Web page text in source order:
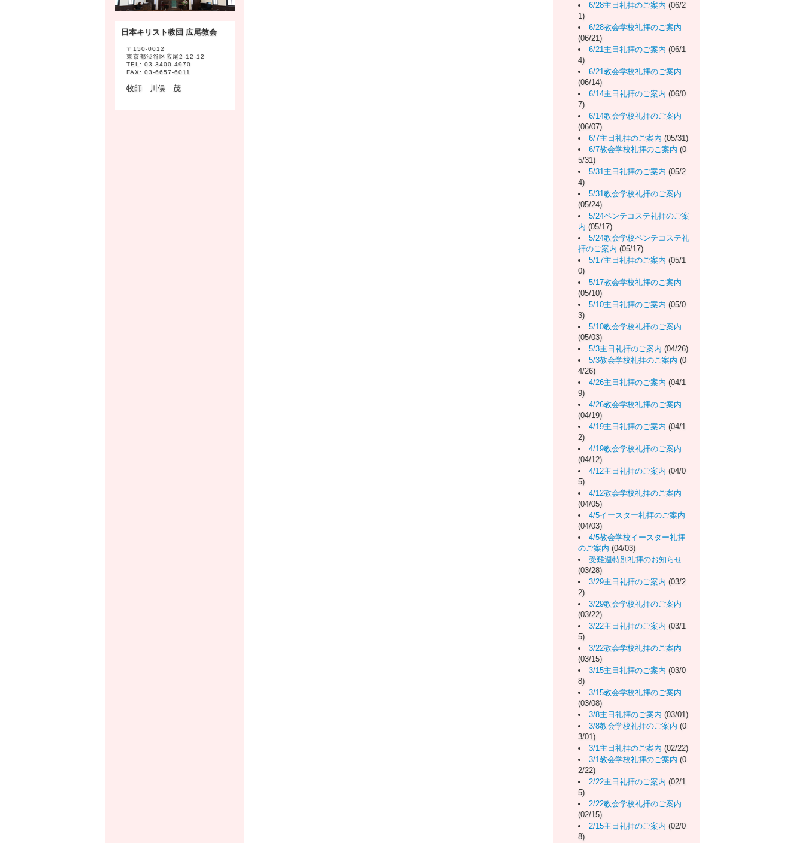
6/28主日礼拝のご案内 (06/2
1)
6/28教会学校礼拝のご案内
(06/21)
6/21主日礼拝のご案内 (06/1
4)
6/21教会学校礼拝のご案内
(06/14)
6/14主日礼拝のご案内 (06/0
7)
6/14教会学校礼拝のご案内
(06/07)
6/7主日礼拝のご案内 (05/31)
6/7教会学校礼拝のご案内 (0
5/31)
5/31主日礼拝のご案内 (05/2
4)
5/31教会学校礼拝のご案内
(05/24)
5/24ペンテコステ礼拝のご案
内 (05/17)
5/24教会学校ペンテコステ礼
拝のご案内 (05/17)
5/17主日礼拝のご案内 (05/1
0)
5/17教会学校礼拝のご案内
(05/10)
5/10主日礼拝のご案内 (05/0
3)
5/10教会学校礼拝のご案内
(05/03)
5/3主日礼拝のご案内 (04/26)
5/3教会学校礼拝のご案内 (0
4/26)
4/26主日礼拝のご案内 (04/1
9)
4/26教会学校礼拝のご案内
(04/19)
4/19主日礼拝のご案内 (04/1
2)
4/19教会学校礼拝のご案内
(04/12)
4/12主日礼拝のご案内 (04/0
5)
4/12教会学校礼拝のご案内
(04/05)
4/5イースター礼拝のご案内
(04/03)
4/5教会学校イースター礼拝
のご案内 (04/03)
受難週特別礼拝のお知らせ
(03/28)
3/29主日礼拝のご案内 (03/2
2)
3/29教会学校礼拝のご案内
(03/22)
3/22主日礼拝のご案内 (03/1
5)
3/22教会学校礼拝のご案内
(03/15)
3/15主日礼拝のご案内 (03/0
8)
3/15教会学校礼拝のご案内
(03/08)
3/8主日礼拝のご案内 (03/01)
3/8教会学校礼拝のご案内 (0
3/01)
3/1主日礼拝のご案内 (02/22)
3/1教会学校礼拝のご案内 (0
2/22)
2/22主日礼拝のご案内 (02/1
5)
2/22教会学校礼拝のご案内
(02/15)
2/15主日礼拝のご案内 (02/0
8)
日本キリスト教団 広尾教会
〒150-0012
東京都渋谷区広尾2-12-12
TEL: 03-3400-4970
FAX: 03-6657-6011
牧師 川俣 茂